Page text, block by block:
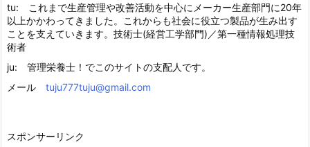
tu: これまで生産管理や改善活動を中心にメーカー生産部門に20年
以上かかわってきました。これからも社会に役立つ製品が生み出す
ことを支えていきます。技術士(経営工学部門)／第一種情報処理技
術者
ju: 管理栄養士！でこのサイトの支配人です。
メール tuju777tuju@gmail.com
スポンサーリンク